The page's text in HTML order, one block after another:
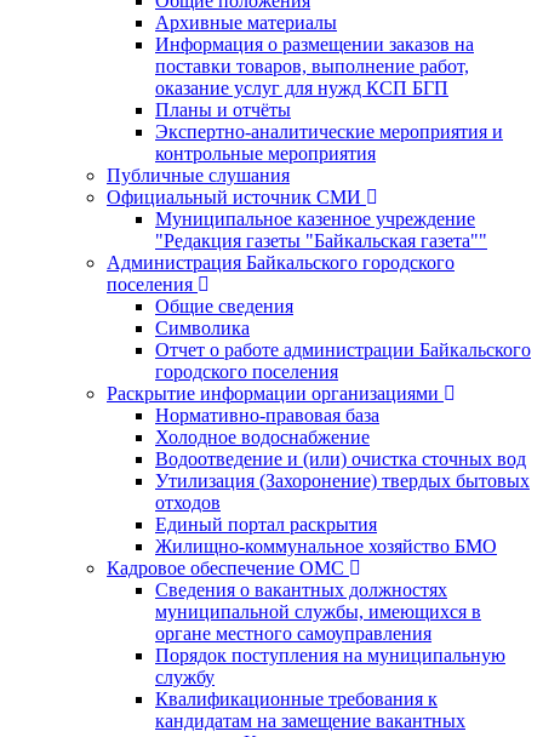
Архивные материалы
Информация о размещении заказов на
поставки товаров, выполнение работ,
оказание услуг для нужд КСП БГП
Планы и отчёты
Экспертно-аналитические мероприятия и
контрольные мероприятия
Публичные слушания
Официальный источник СМИ
Муниципальное казенное учреждение
"Редакция газеты "Байкальская газета""
Администрация Байкальского городского
поселения
Общие сведения
Символика
Отчет о работе администрации Байкальского
городского поселения
Раскрытие информации организациями
Нормативно-правовая база
Холодное водоснабжение
Водоотведение и (или) очистка сточных вод
Утилизация (Захоронение) твердых бытовых
отходов
Единый портал раскрытия
Жилищно-коммунальное хозяйство БМО
Кадровое обеспечение ОМС
Сведения о вакантных должностях
муниципальной службы, имеющихся в
органе местного самоуправления
Порядок поступления на муниципальную
службу
Квалификационные требования к
кандидатам на замещение вакантных